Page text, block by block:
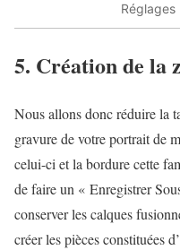
Réglages
5. Création de la
Nous allons donc réduire la
gravure de votre portrait de
celui-ci et la bordure cette
de faire un « Enregistrer
conserver les calques
créer les pièces constituées